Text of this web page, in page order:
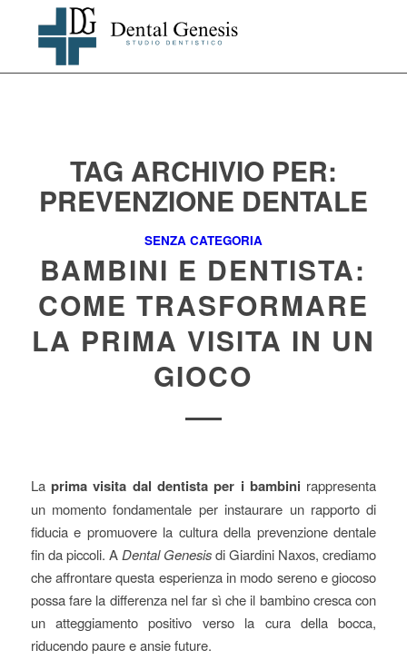
TAG ARCHIVIO PER:
PREVENZIONE DENTALE
SENZA CATEGORIA
BAMBINI E DENTISTA:
COME TRASFORMARE
LA PRIMA VISITA IN UN
GIOCO
La prima visita dal dentista per i bambini rappresenta
un momento fondamentale per instaurare un rapporto di
fiducia e promuovere la cultura della prevenzione dentale
fin da piccoli. A Dental Genesisdi Giardini Naxos, crediamo
che affrontare questa esperienza in modo sereno e giocoso
possa fare la differenza nel far sì che il bambino cresca con
un atteggiamento positivo verso la cura della bocca,
riducendo paure e ansie future.